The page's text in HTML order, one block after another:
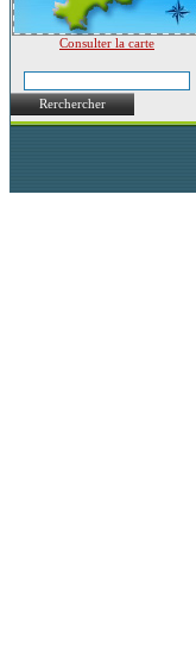
Consulter la carte
Rerchercher